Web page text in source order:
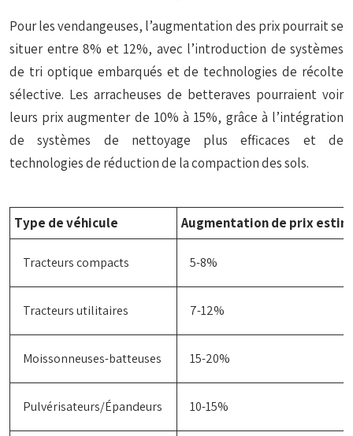
Pour les vendangeuses, l’augmentation des prix pourrait se
situer entre 8% et 12%, avec l’introduction de systèmes
de tri optique embarqués et de technologies de récolte
sélective. Les arracheuses de betteraves pourraient voir
leurs prix augmenter de 10% à 15%, grâce à l’intégration
de systèmes de nettoyage plus efficaces et de
technologies de réduction de la compaction des sols.
Type de véhicule Augmentation de prix
Tracteurs compacts 5-8%
Tracteurs utilitaires 7-12%
Moissonneuses-batteuses 15-20%
Pulvérisateurs/Épandeurs 10-15%